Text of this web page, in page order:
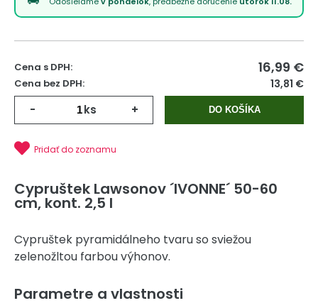
Cena s DPH: 16,99 €
Cena bez DPH: 13,81 €
- ks + DO KOŠÍKA
Pridať do zoznamu
Cypruštek Lawsonov ´IVONNE´ 50-60
cm, kont. 2,5 l
Cypruštek pyramidálneho tvaru so sviežou
zelenožltou farbou výhonov.
Parametre a vlastnosti